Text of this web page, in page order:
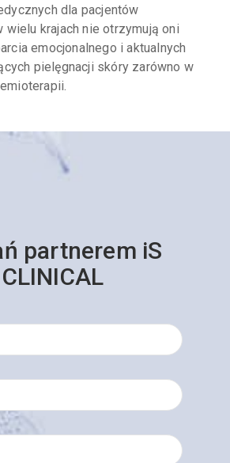
dla pacjentów
wielu krajach nie otrzymują oni
emocjonalnego i aktualnych
pielęgnacji skóry zarówno w
partnerem iS
CLINICAL